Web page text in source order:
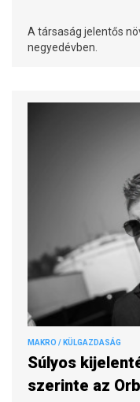
A társaság jelentős
negyedévben.
MAKRO / KÜLGAZDASÁG
Súlyos
szerinte az